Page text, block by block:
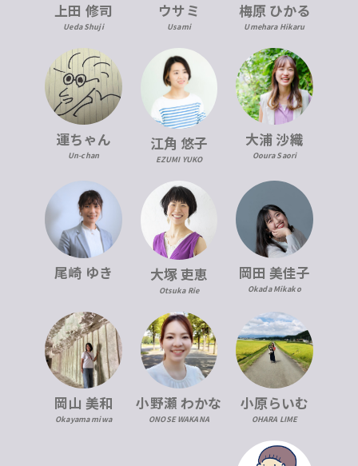
上田 修司
Ueda Shuji
ウサミ
Usami
梅原 ひかる
Umehara Hikaru
運ちゃん
Un-chan
江角 悠子
EZUMI YUKO
大浦 沙織
Ooura Saori
尾崎 ゆき 大塚 吏恵
Otsuka Rie
岡田 美佳子
Okada Mikako
岡山 美和
Okayama miwa
小野瀬 わかな
ONOSE WAKANA
小原らいむ
OHARA LIME